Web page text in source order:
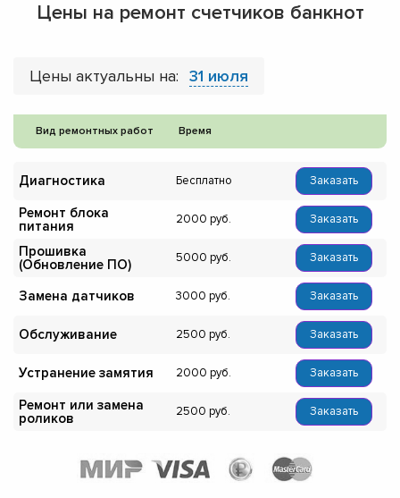
Цены на ремонт счетчиков банкнот
Цены актуальны на: 31 июля
Вид ремонтных работ Время
Диагностика Бесплатно Заказать
Ремонт блока
питания
2000 Заказать
Прошивка
(Обновление ПО)
5000 Заказать
Замена датчиков 3000 Заказать
Обслуживание 2500 Заказать
Устранение замятия 2000 Заказать
Ремонт или замена
роликов
2500 Заказать